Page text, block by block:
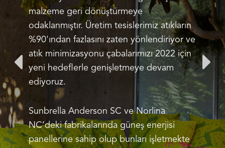
malzeme geri dönüştürmeye
odaklanmıştır. Üretim tesislerimiz atıkların
%90'ından fazlasını zaten yönlendiriyor ve
atık minimizasyonu çabalarımızı 2022 için
yeni hedeflerle genişletmeye devam
ediyoruz.
Sunbrella Anderson SC ve Norlina
NC’deki fabrikalarında güneş enerjisi
panellerine sahip olup bunları işletmekte